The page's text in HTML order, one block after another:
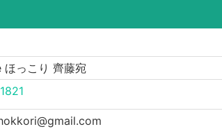
ほっこり 齊藤宛